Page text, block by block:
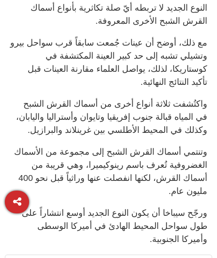
النوع الجديد لا تربطه أيّ صلة تكاثرية بأنواع أسماك
القرش الشبح الأخرى المعروفة.
مع ذلك، أوضح أن عينات جُمعت سابقاً قرب سواحل بيرو
وتشيلي تشبه إلى حد كبير العينة المكتشفة في
كوستاريكا، لذلك، يواصل العلماء مقارنة العينات قبل
تأكيد النتائج النهائية.
واكتُشفت ثلاثة أنواع أخرى من أسماك القرش الشبح
في المياه قبالة جنوب إفريقيا وتايوان وأستراليا واليابان،
وكذلك في المحيط الأطلسي بين غرينلاند والبرازيل.
وتنتمي أسماك القرش الشبح إلى مجموعة من الأسماك
الغضروفية تُعرف باسم رينوكيميرا، وهي قريبة من
أسماك القرش، لكنها انفصلت عنها وراثياً قبل نحو 400
مليون عام.
ورجّح سيباخا أن يكون النوع الجديد أوسع انتشاراً على
طول سواحل المحيط الهادئ في أميركا الوسطى
وأميركا الجنوبية.